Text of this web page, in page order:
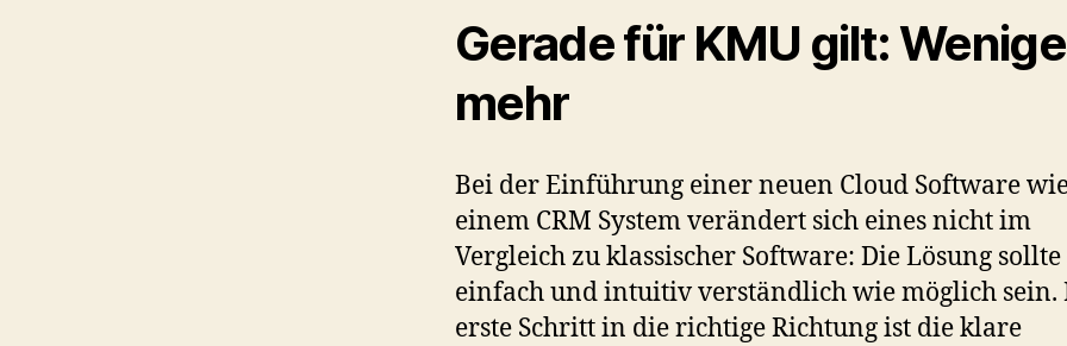
Gerade für KMU gilt:
mehr
Bei der Einführung einer neuen Cloud Software
einem CRM System verändert sich eines nicht im
Vergleich zu klassischer Software: Die Lösung sollte
einfach und intuitiv verständlich wie möglich sein.
erste Schritt in die richtige Richtung ist die klare